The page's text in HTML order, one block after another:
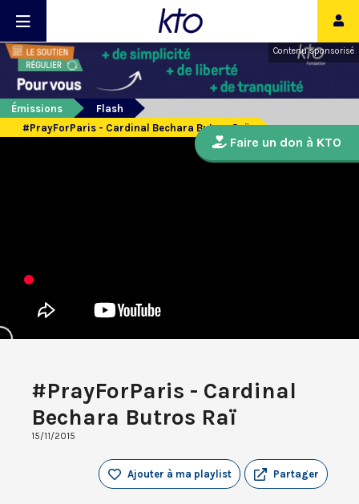
Contenu sponsorisé
Émissions
Flash
#PrayForParis - Cardinal Bechara Butros Raï
#PrayForParis - Cardinal
Bechara Butros Raï
15/11/2015
Partager
Ajouter à ma playlist
Faire un don à KTO